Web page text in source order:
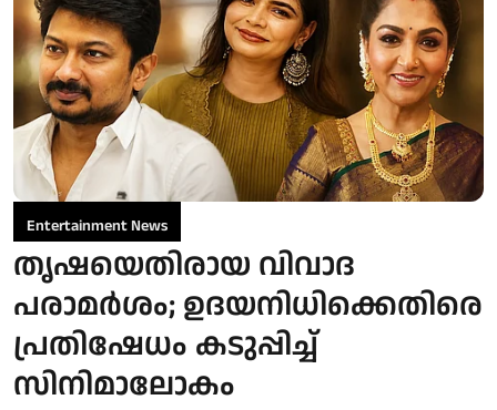
Entertainment News
തൃഷയെതിരായ വിവാദ
പരാമർശം; ഉദയനിധിക്കെതിരെ
പ്രതിഷേധം കടുപ്പിച്ച്
സിനിമാലോകം